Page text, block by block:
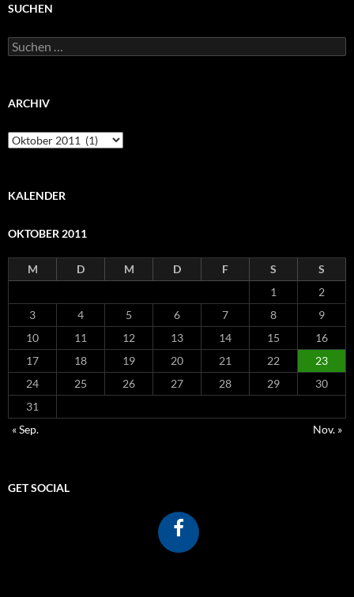
SUCHEN
Suchen
nach:
ARCHIV
Archiv
KALENDER
OKTOBER 2011
M D M D F S
S
1
2
3
4 5 6 7 8
9
10
11 12 13 14 15
16
17
18 19 20 21 22
23
24
25 26 27 28 29
30
31
« Sep.
Nov. »
GET SOCIAL